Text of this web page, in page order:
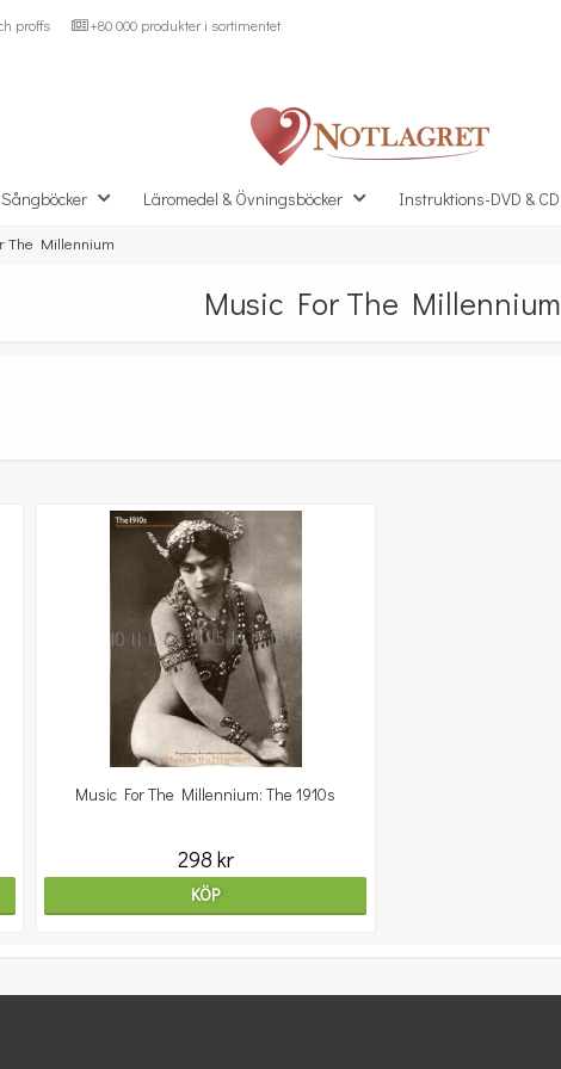
proffs +80 000 produkter i sortimentet
Läromedel & Övningsböcker Instruktions-DVD & CD
The Millennium
Music For The Millennium
Music For The Millennium: The 1910s
298 kr
KÖP